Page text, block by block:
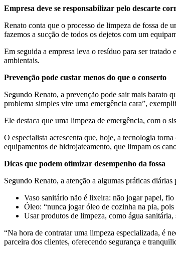
Empresa deve se responsabilizar pelo descarte
Renato conta que o processo de limpeza de fossa de
fazemos a sucção de todos os dejetos com um
Em seguida a empresa leva o resíduo para ser
ambientais.
Prevenção pode custar menos do que o conserto
Segundo Renato, a prevenção pode sair mais barato
problema simples vire uma emergência cara”,
Ele destaca que uma limpeza de emergência, com o
O especialista acrescenta que, hoje, a tecnologia torna
equipamentos de hidrojateamento, que limpam os
Dicas que podem otimizar desempenho da fossa
Segundo Renato, a atenção a algumas práticas
Vaso sanitário não é lixeira: não jogar papel,
Óleo: “nunca jogar óleo de cozinha na pia,
Usar produtos de limpeza, como água
“Na hora de contratar uma limpeza especializada, é
parceira dos clientes, oferecendo segurança e